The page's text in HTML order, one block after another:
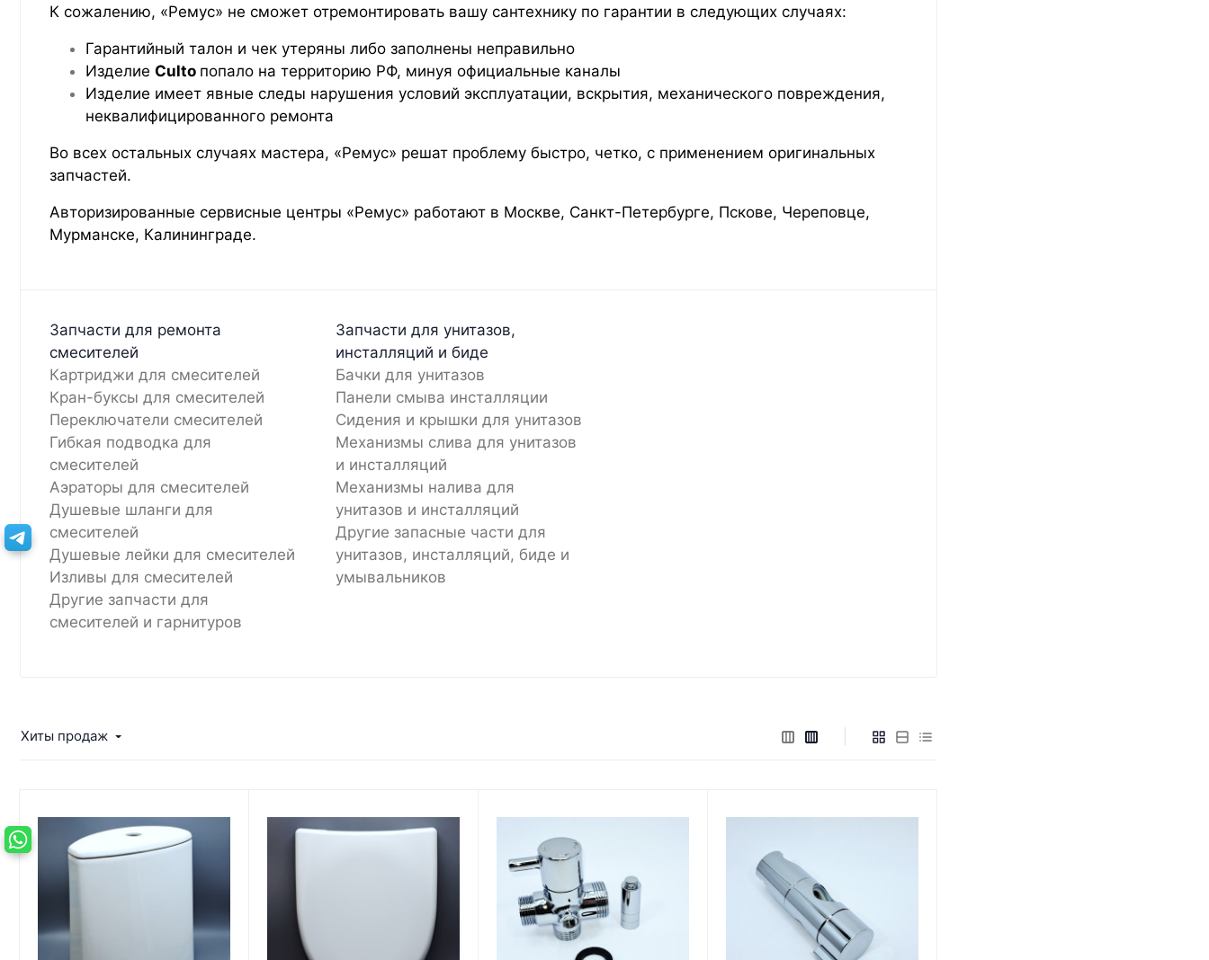
К сожалению, «Ремус» не сможет отремонтировать вашу сантехнику по гарантии в следующих случаях:
Гарантийный талон и чек утеряны либо заполнены неправильно
Изделие Culto попало на территорию РФ, минуя официальные каналы
Изделие имеет явные следы нарушения условий эксплуатации, вскрытия, механического повреждения,
неквалифицированного ремонта
Во всех остальных случаях мастера, «Ремус» решат проблему быстро, четко, с применением оригинальных
запчастей.
Авторизированные сервисные центры «Ремус» работают в Москве, Санкт-Петербурге, Пскове, Череповце,
Мурманске, Калининграде.
Запчасти для ремонта
смесителей
Картриджи для смесителей
Кран-буксы для смесителей
Переключатели смесителей
Гибкая подводка для
смесителей
Аэраторы для смесителей
Душевые шланги для
смесителей
Душевые лейки для смесителей
Изливы для смесителей
Другие запчасти для
смесителей и гарнитуров
Запчасти для унитазов,
инсталляций и биде
Бачки для унитазов
Панели смыва инсталляции
Сидения и крышки для унитазов
Механизмы слива для унитазов
и инсталляций
Механизмы налива для
унитазов и инсталляций
Другие запасные части для
унитазов, инсталляций, биде и
умывальников
Хиты продаж